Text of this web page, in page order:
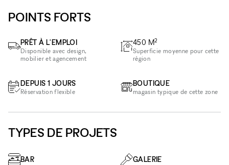
POINTS FORTS
PRÊT À L'EMPLOI
Disponible avec design,
mobilier et agencement
DEPUIS 1 JOURS
Réservation flexible
450 M2
Superficie moyenne pour cette
région
BOUTIQUE
magasin typique de cette zone
TYPES DE PROJETS
BAR GALERIE